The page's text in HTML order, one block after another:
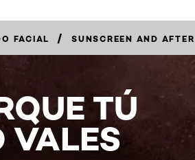
FACIAL / SUNSCREEN AND
TÚ
VALES